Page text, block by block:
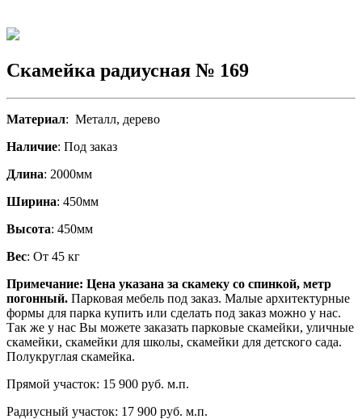
Скамейка радиусная № 169
Материал: Металл, дерево
Наличие: Под заказ
Длина: 2000мм
Ширина: 450мм
Высота: 450мм
Вес: От 45 кг
Примечание: Цена указана за скамеку со спинкой, метр
погонный. Парковая мебель под заказ. Малые архитектурные
формы для парка купить или сделать под заказ можно у нас.
Так же у нас Вы можете заказать парковые скамейки, уличные
скамейки, скамейки для школы, скамейки для детского сада.
Полукруглая скамейка.
Прямой участок: 15 900 руб. м.п.
Радиусный участок: 17 900 руб. м.п.